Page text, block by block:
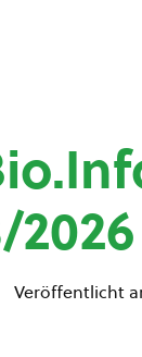
2026
Veröffentlicht